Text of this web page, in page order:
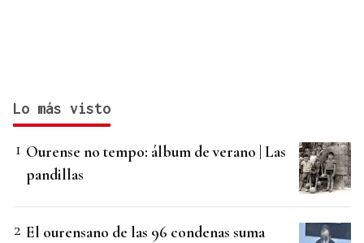
Lo más visto
Ourense no tempo: álbum de verano | Las
pandillas
El ourensano de las 96 condenas suma